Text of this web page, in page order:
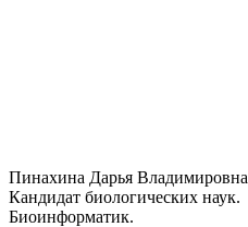
Пинахина Дарья Владимировна
Кандидат биологических наук.
Биоинформатик.